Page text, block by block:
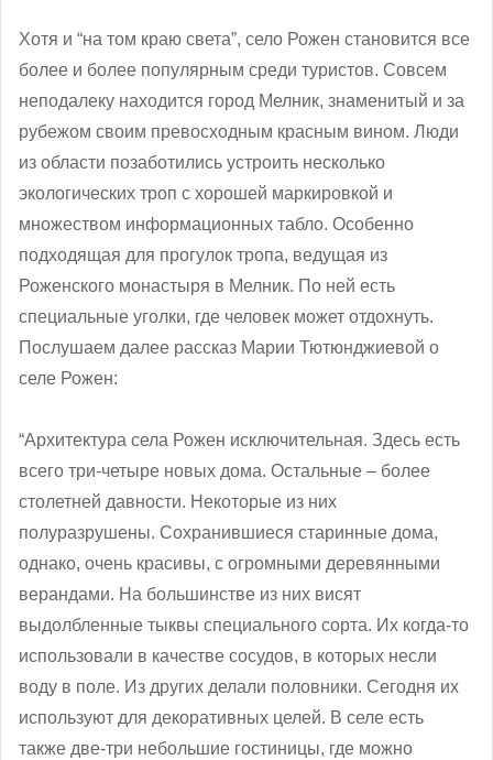
Хотя и “на том краю света”, село Рожен становится все
более и более популярным среди туристов. Совсем
неподалеку находится город Мелник, знаменитый и за
рубежом своим превосходным красным вином. Люди
из области позаботились устроить несколько
экологических троп с хорошей маркировкой и
множеством информационных табло. Особенно
подходящая для прогулок тропа, ведущая из
Роженского монастыря в Мелник. По ней есть
специальные уголки, где человек может отдохнуть.
Послушаем далее рассказ Марии Тютюнджиевой о
селе Рожен:
“Архитектура села Рожен исключительная. Здесь есть
всего три-четыре новых дома. Остальные – более
столетней давности. Некоторые из них
полуразрушены. Сохранившиеся старинные дома,
однако, очень красивы, с огромными деревянными
верандами. На большинстве из них висят
выдолбленные тыквы специального сорта. Их когда-то
использовали в качестве сосудов, в которых несли
воду в поле. Из других делали половники. Сегодня их
используют для декоративных целей. В селе есть
также две-три небольшие гостиницы, где можно